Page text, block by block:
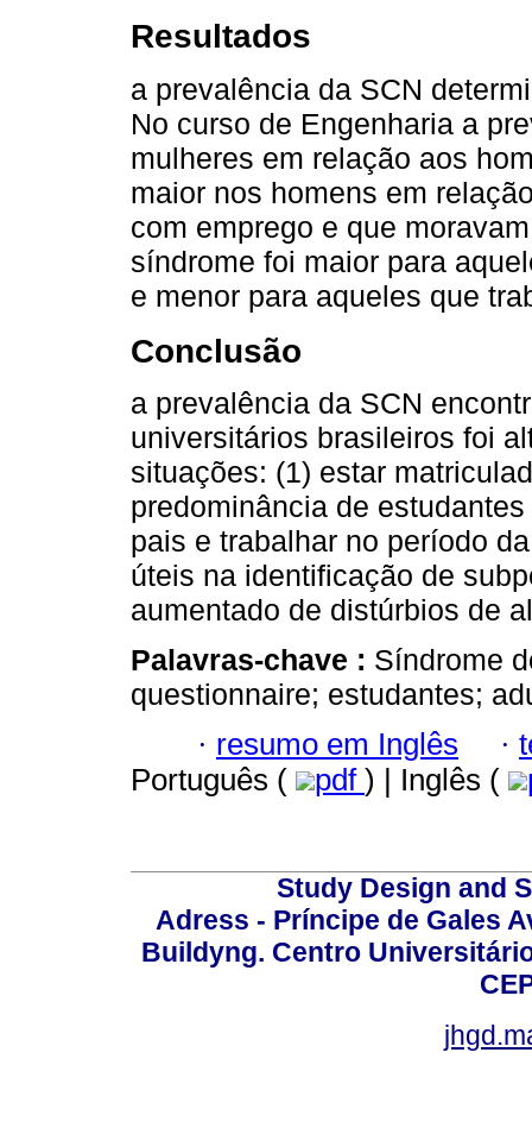
Resultados
a prevalência da SCN
No curso de Engenharia a
mulheres em relação aos
maior nos homens em
com emprego e que
síndrome foi maior para
e menor para aqueles que
Conclusão
a prevalência da SCN
universitários brasileiros foi
situações: (1) estar
predominância de
pais e trabalhar no período
úteis na identificação de
aumentado de distúrbios de
Palavras-chave : Síndrome
questionnaire; estudantes;
· resumo em Inglês ·
Português (
pdf ) | Inglês (
Study Design and
Adress - Príncipe de Gales
Buildyng. Centro